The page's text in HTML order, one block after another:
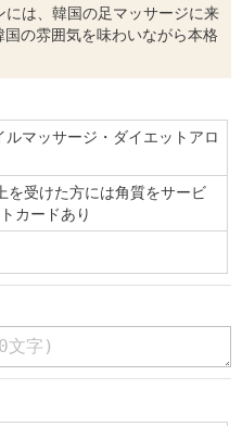
は、韓国の足マッサージに来
の雰囲気を味わいながら本格
ルマッサージ・ダイエットアロ
を受けた方には角質をサービ
カードあり